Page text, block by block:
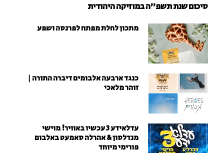
סיכום שנת תשפ"ה במוזיקה היהודית
מתכון לחלת מפתח לפרנסה ושפע
כנגד ארבעה אלבומים דיברה התורה |
זוהר מלאכי
עדלאידע 3 עכשיו באוויר! מוישי
מנדלסון & אהרלה סאמעט באלבום
פורימי מיוחד